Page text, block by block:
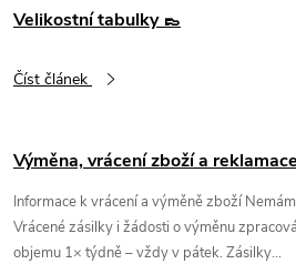
Velikostní tabulky 👞
Číst článek
Výměna, vrácení zboží a reklamace
Informace k vrácení a výměně zboží
Vrácené zásilky i žádosti o výměnu
objemu 1× týdně – vždy v pátek. Zásilky...